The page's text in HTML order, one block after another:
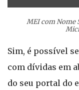
MEI com Nome
Sim, é possível
com dívidas em
do seu portal do